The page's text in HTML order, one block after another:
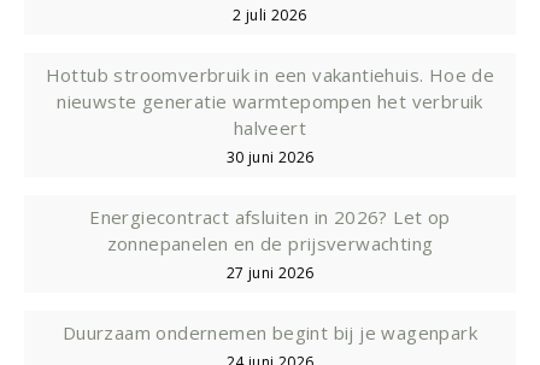
2 juli 2026
Hottub stroomverbruik in een vakantiehuis. Hoe de
nieuwste generatie warmtepompen het verbruik
halveert
30 juni 2026
Energiecontract afsluiten in 2026? Let op
zonnepanelen en de prijsverwachting
27 juni 2026
Duurzaam ondernemen begint bij je wagenpark